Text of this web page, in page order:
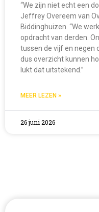
“We zijn niet echt een
Jeffrey Overeem van
Biddinghuizen. “We
opdracht van derden.
tussen de vijf en negen
dus overzicht kunnen
lukt dat uitstekend.”
MEER LEZEN »
26 juni 2026